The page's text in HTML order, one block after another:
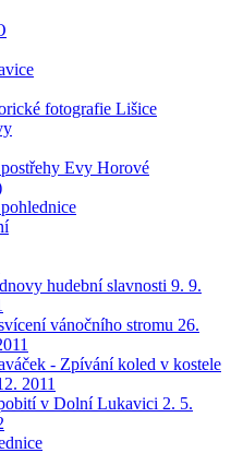
fotografie Lišice
Evy Horové
hudební slavnosti 9. 9.
vánočního stromu 26.
- Zpívání koled v kostele
2011
v Dolní Lukavici 2. 5.